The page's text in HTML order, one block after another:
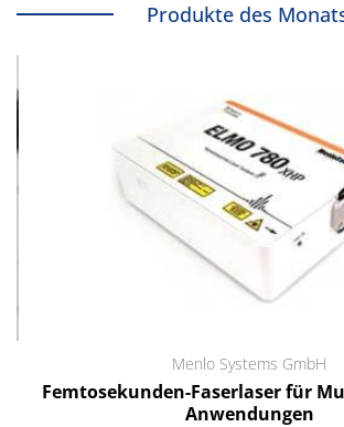
Produkte des
Menlo Systems GmbH
Femtosekunden-Faserlaser für
Anwendungen